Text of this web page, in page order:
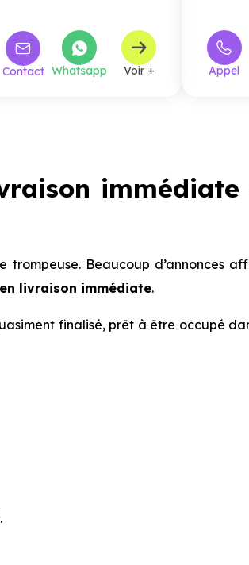
Contact Whatsapp Voir +
une
sécurisée
Appel
immédiate
Beaucoup d’annonces
livraison immédiate.
finalisé, prêt à être occupé